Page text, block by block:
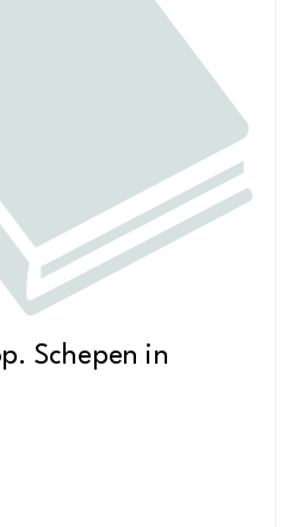
Schepen in